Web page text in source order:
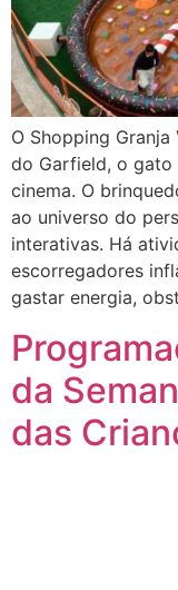
O Shopping
do Garfield, o gato
cinema. O
ao universo do
interativas. Há
escorregadores
gastar energia,
da
das